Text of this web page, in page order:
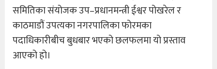
समितिका संयोजक उप–प्रधानमन्त्री ईश्वर पोखरेल र
काठमाडौं उपत्यका नगरपालिका फोरमका
पदाधिकारीबीच बुधबार भएको छलफलमा यो प्रस्ताव
आएको हो।